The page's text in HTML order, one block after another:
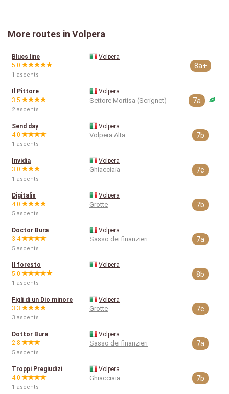
More routes in Volpera
Blues line
5.0
1 ascents
Volpera
8a+
Il Pittore
3.5
2 ascents
Volpera
Settore Mortisa (Scrignet) 7a
Send day
4.0
1 ascents
Volpera
Volpera Alta 7b
Invidia
3.0
1 ascents
Volpera
Ghiacciaia 7c
Digitalis
4.0
5 ascents
Volpera
Grotte 7b
Doctor Bura
3.4
5 ascents
Volpera
Sasso dei finanzieri 7a
Il foresto
5.0
1 ascents
Volpera
8b
Figli di un Dio minore
3.3
3 ascents
Volpera
Grotte 7c
Dottor Bura
2.8
5 ascents
Volpera
Sasso dei finanzieri 7a
Troppi Pregiudizi
4.0
1 ascents
Volpera
Ghiacciaia 7b